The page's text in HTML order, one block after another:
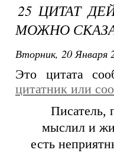
25 ЦИТАТ
МОЖНО
Вторник, 20 Января
Это цитата
цитатник или
Писатель,
мыслил и
есть